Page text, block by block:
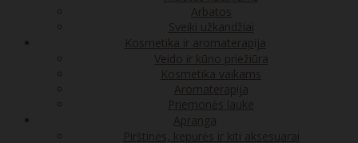
Arbatos
Sveiki užkandžiai
Kosmetika ir aromaterapija
Veido ir kūno priežiūra
Kosmetika vaikams
Aromaterapija
Priemonės lauke
Apranga
Pirštinės, kepurės ir kiti aksesuarai